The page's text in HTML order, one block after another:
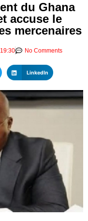
du Ghana
accuse le
mercenaires
19:30 No Comments
LinkedIn